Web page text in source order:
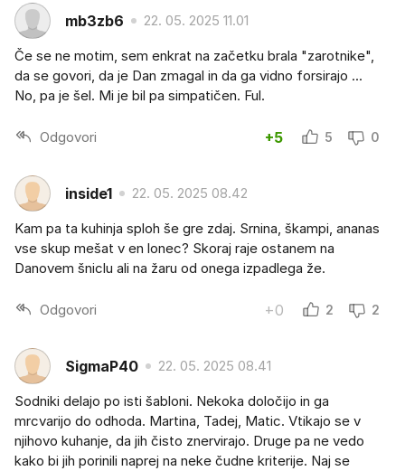
mb3zb6 22. 05. 2025 11.01
Če se ne motim, sem enkrat na začetku brala "zarotnike",
da se govori, da je Dan zmagal in da ga vidno forsirajo ...
No, pa je šel. Mi je bil pa simpatičen. Ful.
Odgovori +5 5 0
inside1 22. 05. 2025 08.42
Kam pa ta kuhinja sploh še gre zdaj. Srnina, škampi, ananas
vse skup mešat v en lonec? Skoraj raje ostanem na
Danovem šniclu ali na žaru od onega izpadlega že.
Odgovori +0 2 2
SigmaP40 22. 05. 2025 08.41
Sodniki delajo po isti šabloni. Nekoka določijo in ga
mrcvarijo do odhoda. Martina, Tadej, Matic. Vtikajo se v
njihovo kuhanje, da jih čisto znervirajo. Druge pa ne vedo
kako bi jih porinili naprej na neke čudne kriterije. Naj se